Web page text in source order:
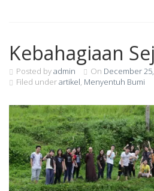
Kebahagiaan
Posted byadmin On December
Filed underartikel, Menyentuh Bumi